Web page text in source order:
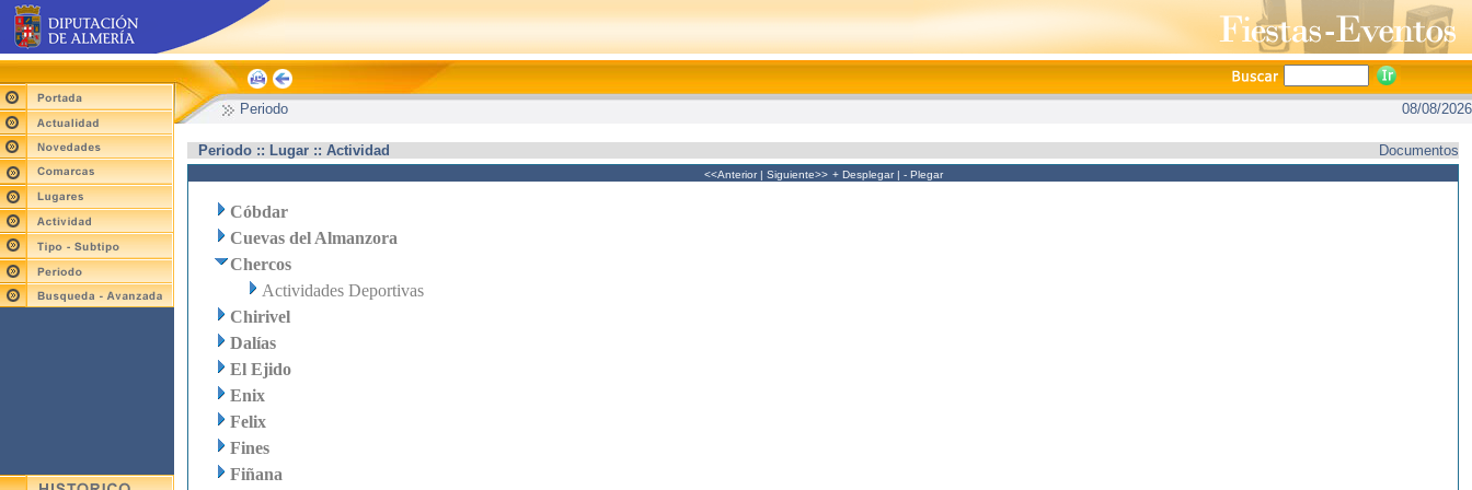
Periodo 08/08/2026
Periodo :: Lugar :: Actividad Documentos
<<Anterior| Siguiente>> + Desplegar| - Plegar
Cóbdar
Cuevas del Almanzora
Chercos
Actividades Deportivas
Chirivel
Dalías
El Ejido
Enix
Felix
Fines
Fiñana